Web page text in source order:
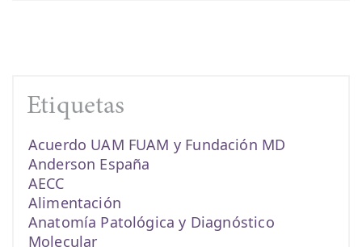
Etiquetas
Acuerdo UAM FUAM y Fundación MD
Anderson España
AECC
Alimentación
Anatomía Patológica y Diagnóstico
Molecular